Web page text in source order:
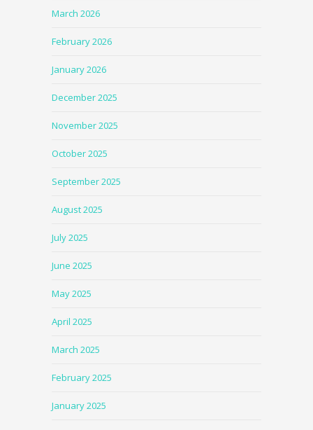
March 2026
February 2026
January 2026
December 2025
November 2025
October 2025
September 2025
August 2025
July 2025
June 2025
May 2025
April 2025
March 2025
February 2025
January 2025